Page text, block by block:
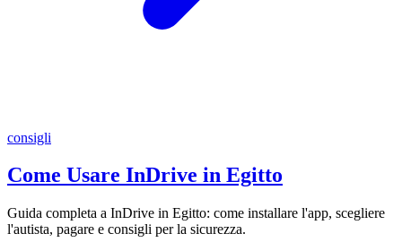
consigli
Come Usare InDrive in Egitto
Guida completa a InDrive in Egitto: come installare l'app, scegliere
l'autista, pagare e consigli per la sicurezza.